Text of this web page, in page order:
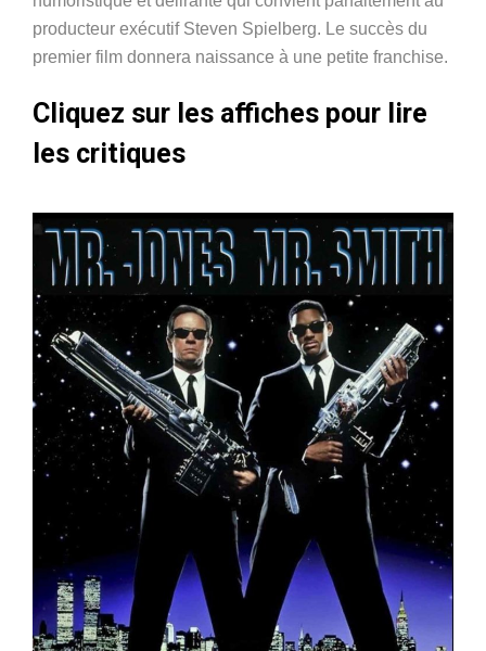
producteur exécutif Steven Spielberg. Le succès du
premier film donnera naissance à une petite franchise.
Cliquez sur les affiches pour lire
les critiques